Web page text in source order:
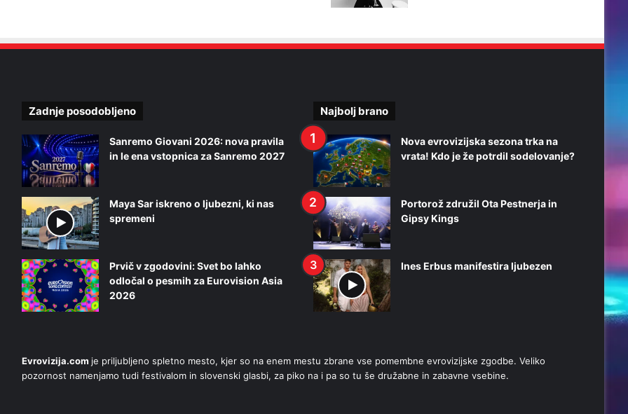
Zadnje posodobljeno
Sanremo Giovani 2026: nova pravila
in le ena vstopnica za Sanremo 2027
Maya Sar iskreno o ljubezni, ki nas
spremeni
Prvič v zgodovini: Svet bo lahko
odločal o pesmih za Eurovision Asia
2026
Najbolj brano
Nova evrovizijska sezona trka na
vrata! Kdo je že potrdil sodelovanje?
Portorož združil Ota Pestnerja in
Gipsy Kings
Ines Erbus manifestira ljubezen
Evrovizija.com je priljubljeno spletno mesto, kjer so na enem mestu zbrane vse pomembne evrovizijske zgodbe. Veliko
pozornost namenjamo tudi festivalom in slovenski glasbi, za piko na i pa so tu še družabne in zabavne vsebine.